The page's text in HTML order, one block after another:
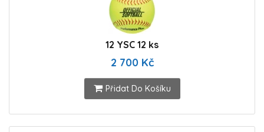
12 YSC 12 ks
2 700 Kč
Přidat Do Košíku